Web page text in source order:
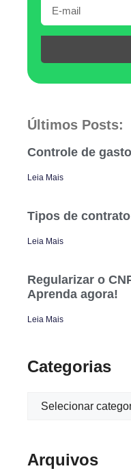
Últimos Posts:
Controle de
Leia Mais
Tipos de
Leia Mais
Regularizar o
Aprenda agora!
Leia Mais
Categorias
Arquivos